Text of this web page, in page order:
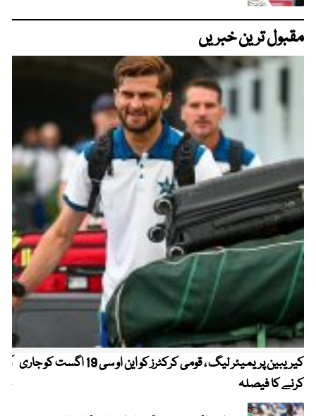
مقبول ترین خبریں
کیریبین پریمیئر لیگ ، قومی کرکٹرز کو این او سی 19 اگست کو جاری
کرنے کا فیصلہ